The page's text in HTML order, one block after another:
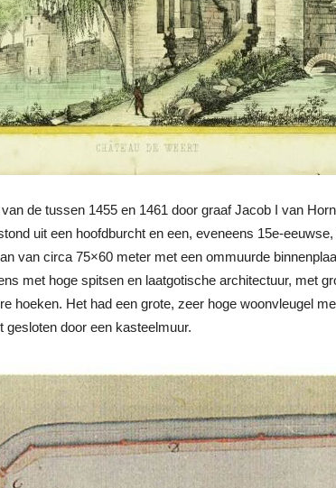
de tussen 1455 en 1461 door graaf Jacob I van
uit een hoofdburcht en een, eveneens 15e-
van circa 75×60 meter met een ommuurde
met hoge spitsen en laatgotische architectuur, met
hoeken. Het had een grote, zeer hoge woonvleugel
gesloten door een kasteelmuur.